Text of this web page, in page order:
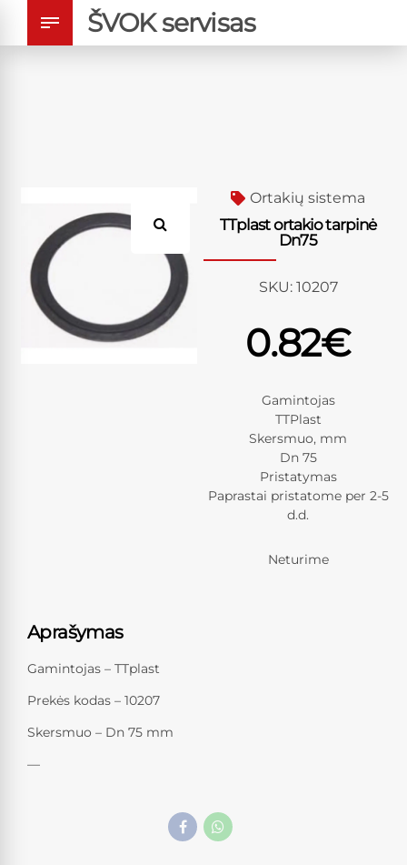
ŠVOK servisas
Ortakių sistema
TTplast ortakio tarpinė
Dn75
SKU: 10207
0.82€
Gamintojas
TTPlast
Skersmuo, mm
Dn 75
Pristatymas
Paprastai pristatome per 2-5
d.d.
Neturime
Aprašymas
Gamintojas – TTplast
Prekės kodas – 10207
Skersmuo – Dn 75 mm
—